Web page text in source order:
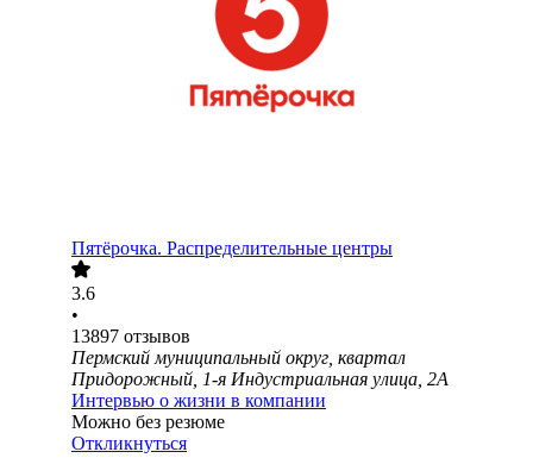
Пятёрочка. Распределительные центры
3.6
•
13897 отзывов
Пермский муниципальный округ, квартал
Придорожный, 1-я Индустриальная улица, 2А
Интервью о жизни в компании
Можно без резюме
Откликнуться